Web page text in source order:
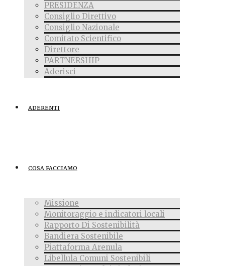
PRESIDENZA
Consiglio Direttivo
Consiglio Nazionale
Comitato Scientifico
Direttore
PARTNERSHIP
Aderisci
ADERENTI
COSA FACCIAMO
Missione
Monitoraggio e indicatori locali
Rapporto Di Sostenibilità
Bandiera Sostenibile
Piattaforma Arenula
Libellula Comuni Sostenibili